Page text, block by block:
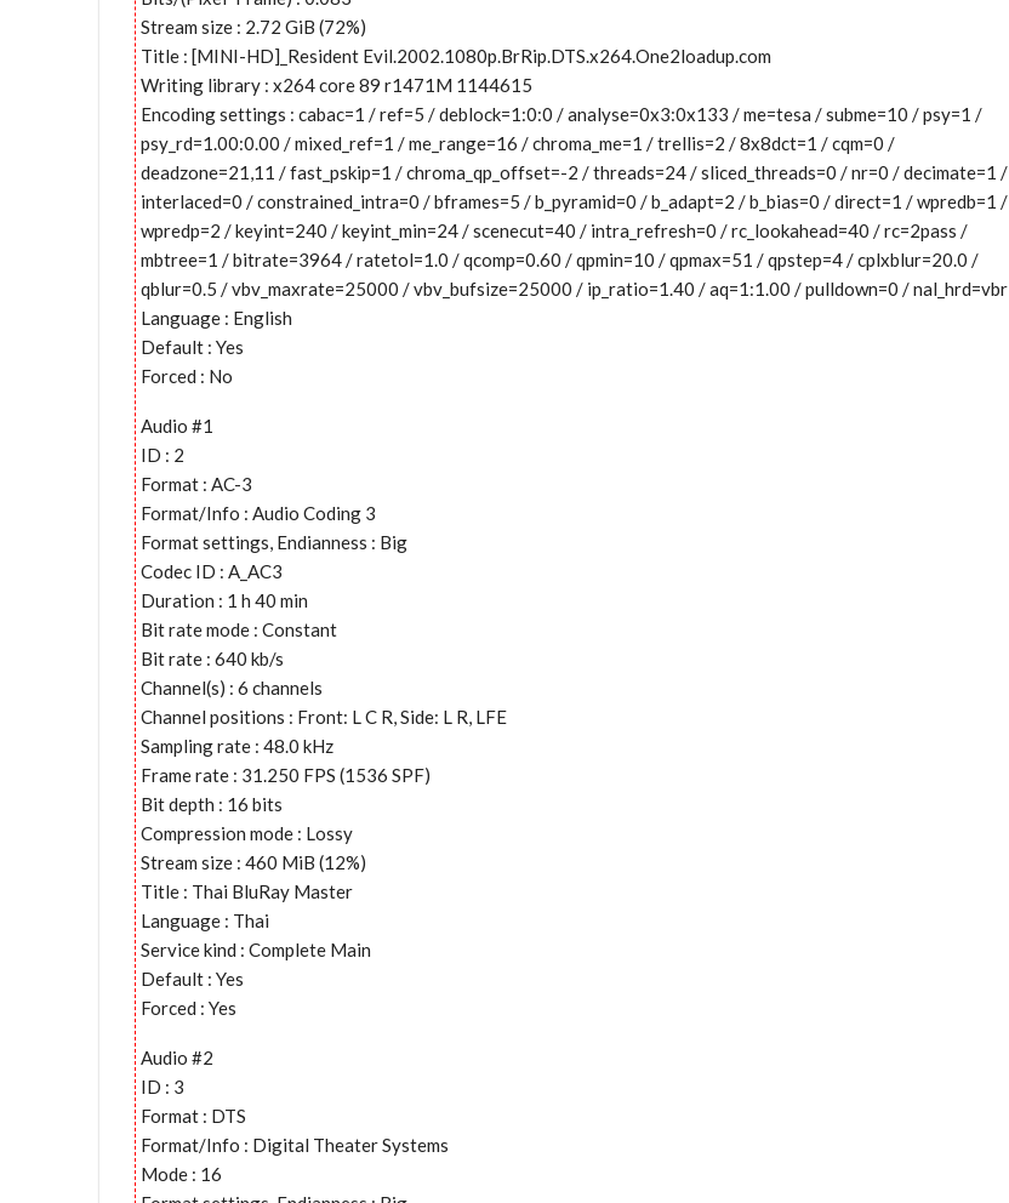
Stream size : 2.72 GiB (72%)
Title : [MINI-HD]_Resident Evil.2002.1080p.BrRip.DTS.x264.One2loadup.com
Writing library : x264 core 89 r1471M 1144615
Encoding settings : cabac=1 / ref=5 / deblock=1:0:0 / analyse=0x3:0x133 / me=tesa / subme=10 / psy=1 /
psy_rd=1.00:0.00 / mixed_ref=1 / me_range=16 / chroma_me=1 / trellis=2 / 8x8dct=1 / cqm=0 /
deadzone=21,11 / fast_pskip=1 / chroma_qp_offset=-2 / threads=24 / sliced_threads=0 / nr=0 / decimate=1 /
interlaced=0 / constrained_intra=0 / bframes=5 / b_pyramid=0 / b_adapt=2 / b_bias=0 / direct=1 / wpredb=1 /
wpredp=2 / keyint=240 / keyint_min=24 / scenecut=40 / intra_refresh=0 / rc_lookahead=40 / rc=2pass /
mbtree=1 / bitrate=3964 / ratetol=1.0 / qcomp=0.60 / qpmin=10 / qpmax=51 / qpstep=4 / cplxblur=20.0 /
qblur=0.5 / vbv_maxrate=25000 / vbv_bufsize=25000 / ip_ratio=1.40 / aq=1:1.00 / pulldown=0 / nal_hrd=vbr
Language : English
Default : Yes
Forced : No
Audio #1
ID : 2
Format : AC-3
Format/Info : Audio Coding 3
Format settings, Endianness : Big
Codec ID : A_AC3
Duration : 1 h 40 min
Bit rate mode : Constant
Bit rate : 640 kb/s
Channel(s) : 6 channels
Channel positions : Front: L C R, Side: L R, LFE
Sampling rate : 48.0 kHz
Frame rate : 31.250 FPS (1536 SPF)
Bit depth : 16 bits
Compression mode : Lossy
Stream size : 460 MiB (12%)
Title : Thai BluRay Master
Language : Thai
Service kind : Complete Main
Default : Yes
Forced : Yes
Audio #2
ID : 3
Format : DTS
Format/Info : Digital Theater Systems
Mode : 16